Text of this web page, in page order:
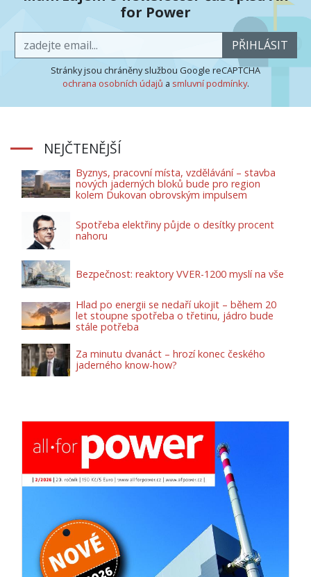
for Power
PŘIHLÁSIT
Stránky jsou chráněny službou Google reCAPTCHA
ochrana osobních údajů a smluvní podmínky.
NEJČTENĚJŠÍ
Byznys, pracovní místa, vzdělávání – stavba
nových jaderných bloků bude pro region
kolem Dukovan obrovským impulsem
Spotřeba elektřiny půjde o desítky procent
nahoru
Bezpečnost: reaktory VVER-1200 myslí na vše
Hlad po energii se nedaří ukojit – během 20
let stoupne spotřeba o třetinu, jádro bude
stále potřeba
Za minutu dvanáct – hrozí konec českého
jaderného know-how?